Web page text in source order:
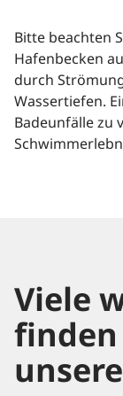
Bitte beachten
Hafenbecken
durch
Wassertiefen.
Badeunfälle zu
Viele
finden